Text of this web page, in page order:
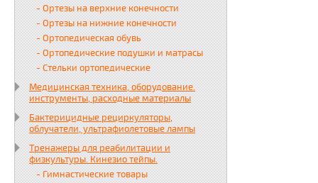
- Ортезы на верхние конечности
- Ортезы на нижние конечности
- Ортопедическая обувь
- Ортопедические подушки и матрасы
- Стельки ортопедические
Медицинская техника, оборудование.
инструменты, расходные материалы
Бактерицидные рециркуляторы,
облучатели, ультрафиолетовые лампы
Тренажеры для реабилитации и
физкультуры. Кинезио тейпы.
- Гимнастические товары